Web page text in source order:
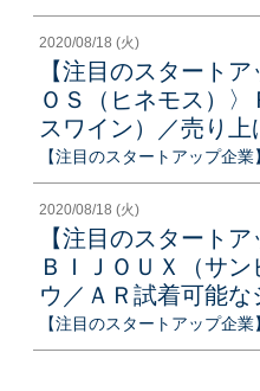
2020/08/18 (火)
【注目のスタート
ＯＳ（ヒネモス）
スワイン）／売り上
【注目のスタートアップ企業】
2020/08/18 (火)
【注目のスタート
ＢＩＪＯＵＸ（サ
ウ／ＡＲ試着可能な
【注目のスタートアップ企業】